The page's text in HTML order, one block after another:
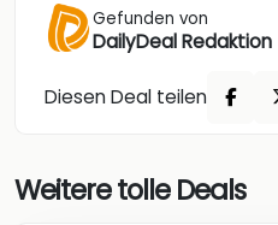
Gefunden von
DailyDeal Redaktion
Diesen Deal teilen
Weitere tolle Deals